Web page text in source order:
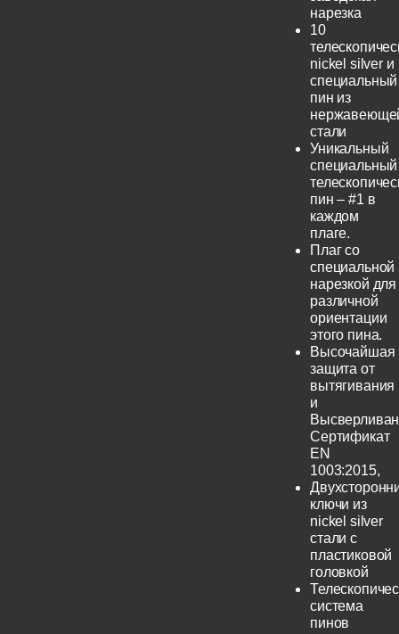
нарезка
10
nickel silver и
специальный
пин из
стали
Уникальный
специальный
пин – #1 в
каждом
плаге.
Плаг со
специальной
нарезкой для
различной
ориентации
этого пина.
Высочайшая
защита от
вытягивания
и
Сертификат
EN
1003:2015,
ключи из
nickel silver
стали с
пластиковой
головкой
система
пинов